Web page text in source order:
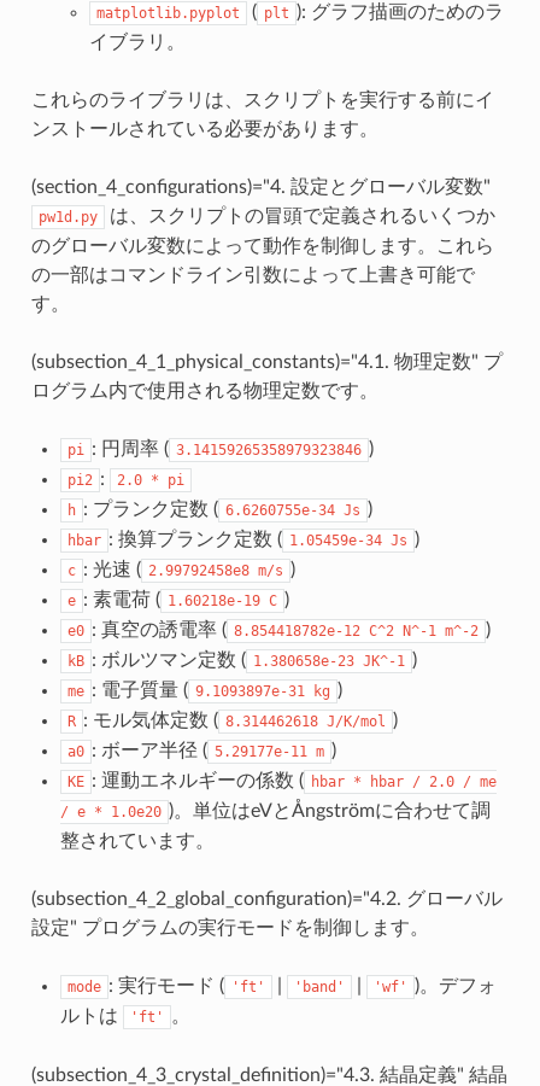
matplotlib.pyplot ( plt ): グラフ描画のためのラ
イブラリ。
これらのライブラリは、スクリプトを実行する前にイ
ンストールされている必要があります。
(section_4_configurations)="4. 設定とグローバル変数"
pw1d.py
は、スクリプトの冒頭で定義されるいくつか
のグローバル変数によって動作を制御します。これら
の一部はコマンドライン引数によって上書き可能で
す。
(subsection_4_1_physical_constants)="4.1. 物理定数" プ
ログラム内で使用される物理定数です。
pi : 円周率 ( 3.14159265358979323846 )
pi2 : 2.0 *
pi
h : プランク定数 ( 6.6260755e-34 Js )
hbar : 換算プランク定数 ( 1.05459e-34 Js )
c : 光速 ( 2.99792458e8 m/s )
e : 素電荷 ( 1.60218e-19 C )
e0 : 真空の誘電率 ( 8.854418782e-12 C^2 N^-1 m^-2 )
kB : ボルツマン定数 ( 1.380658e-23 JK^-1 )
me : 電子質量 ( 9.1093897e-31 kg )
R : モル気体定数 ( 8.314462618 J/K/mol )
a0 : ボーア半径 ( 5.29177e-11 m )
KE : 運動エネルギーの係数 ( hbar * hbar / 2.0 / me
/ e * 1.0e20 )。単位はeVとÅngströmに合わせて調
整されています。
(subsection_4_2_global_configuration)="4.2. グローバル
設定" プログラムの実行モードを制御します。
mode : 実行モード ( 'ft' 'band' 'wf'
)。デフォ
ルトは
'ft' 。
(subsection_4_3_crystal_definition)="4.3. 結晶定義" 結晶